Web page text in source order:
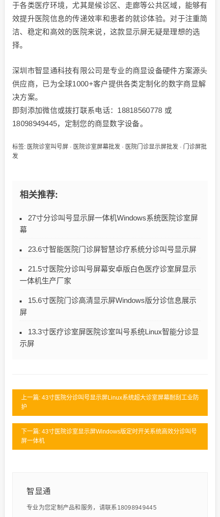
于各类医疗环境，尤其是候诊区、走廊等公共区域，能够有
效提升医院信息的传递效率和患者的就诊体验。对于注重简
洁、稳定和高效的医院来说，这款显示屏无疑是理想的选
择。
深圳市智显通科技有限公司是专业的商显设备硬件方案源头
供应商，已为全球1000+客户提供各类定制化的数字商显解
决方案。
即刻添加微信或拨打联系电话：18818560778 或
18098949445，定制您的商显数字设备。
标签: 医院诊室叫号屏 · 医院诊室屏幕批发 · 医院门诊显示屏批发 · 门诊屏批
发
相关推荐:
27寸分诊叫号显示屏一体机Windows系统医院诊室屏
幕
23.6寸智能医院门诊屏智慧诊疗系统分诊叫号显示屏
21.5寸医院分诊叫号屏幕安卓版白色医疗诊室屏显示
一体机生产厂家
15.6寸医院门诊高清显示屏Windows版分诊信息展示
屏
13.3寸医疗诊室屏医院诊室叫号系统Linux智能分诊显
示屏
上一篇: 43寸医院分诊叫号显示屏Linux系统超大诊室屏幕耐刮工业防
护
下一篇: 43寸医院诊室显示屏Windows版定时开关系统高效分诊叫号
屏一体机
智显通
专业为您定制产品和服务，请联系18098949445